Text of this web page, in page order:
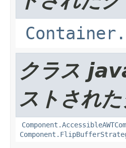
クラス
ストされ